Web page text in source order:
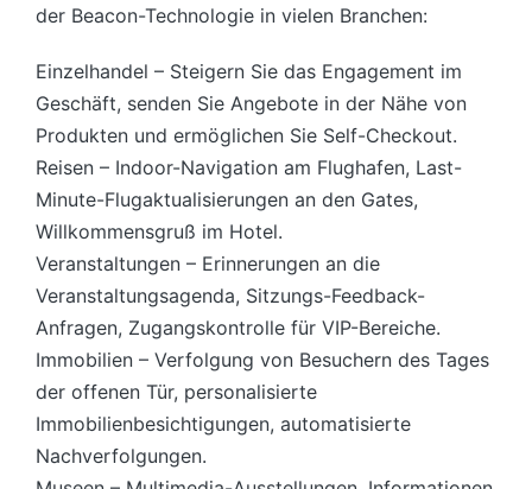
der Beacon-Technologie in vielen Branchen:
Einzelhandel – Steigern Sie das Engagement im
Geschäft, senden Sie Angebote in der Nähe von
Produkten und ermöglichen Sie Self-Checkout.
Reisen – Indoor-Navigation am Flughafen, Last-
Minute-Flugaktualisierungen an den Gates,
Willkommensgruß im Hotel.
Veranstaltungen – Erinnerungen an die
Veranstaltungsagenda, Sitzungs-Feedback-
Anfragen, Zugangskontrolle für VIP-Bereiche.
Immobilien – Verfolgung von Besuchern des Tages
der offenen Tür, personalisierte
Immobilienbesichtigungen, automatisierte
Nachverfolgungen.